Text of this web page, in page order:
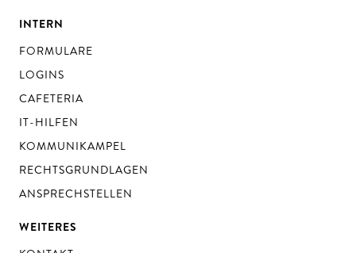
INTERN
FORMULARE
LOGINS
CAFETERIA
IT-HILFEN
KOMMUNIKAMPEL
RECHTSGRUNDLAGEN
ANSPRECHSTELLEN
WEITERES